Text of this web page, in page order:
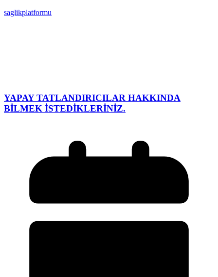
saglikplatformu
YAPAY TATLANDIRICILAR HAKKINDA
BİLMEK İSTEDİKLERİNİZ.